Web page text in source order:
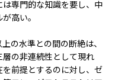
専門的な知識を要し、中
高い。
の水準との間の断絶は、
の非連続性として現れ
前提とするのに対し、ゼ